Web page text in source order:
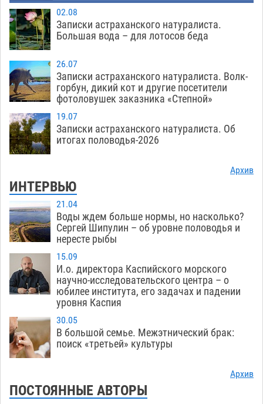
02.08
Записки астраханского натуралиста.
Большая вода – для лотосов беда
26.07
Записки астраханского натуралиста. Волк-
горбун, дикий кот и другие посетители
фотоловушек заказника «Степной»
19.07
Записки астраханского натуралиста. Об
итогах половодья-2026
Архив
ИНТЕРВЬЮ
21.04
Воды ждем больше нормы, но насколько?
Сергей Шипулин – об уровне половодья и
нересте рыбы
15.09
И.о. директора Каспийского морского
научно-исследовательского центра – о
юбилее института, его задачах и падении
уровня Каспия
30.05
В большой семье. Межэтнический брак:
поиск «третьей» культуры
Архив
ПОСТОЯННЫЕ АВТОРЫ